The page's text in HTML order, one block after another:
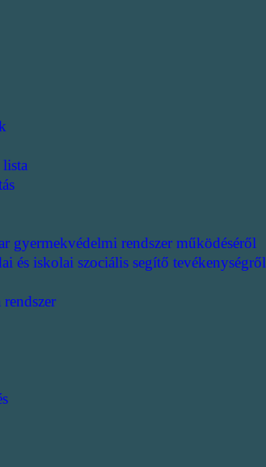
gyermekvédelmi rendszer működéséről
és iskolai szociális segítő tevékenységről